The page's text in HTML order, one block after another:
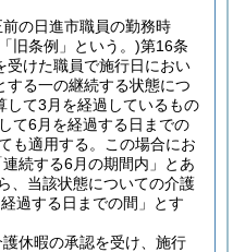
の日進市職員の勤務時
旧条例」という。)第16条
受けた職員で施行日におい
する一の継続する状態につ
して3月を経過しているもの
て6月を経過する日までの
も適用する。
この場合にお
続する6月の期間内」とあ
、当該状態についての介護
過する日までの間」とす
休暇の承認を受け、施行